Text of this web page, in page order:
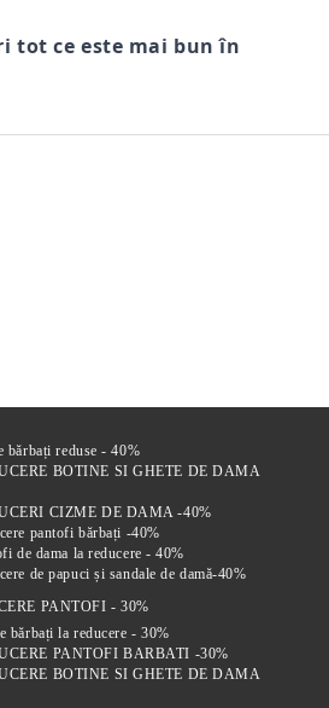
tot ce este mai bun în
bărbați reduse - 40%
BOTINE SI GHETE DE DAMA
CIZME DE DAMA -40%
pantofi bărbați -40%
de dama la reducere - 40%
de papuci și sandale de damă-40%
PANTOFI - 30%
bărbați la reducere - 30%
PANTOFI BARBATI -30%
BOTINE SI GHETE DE DAMA